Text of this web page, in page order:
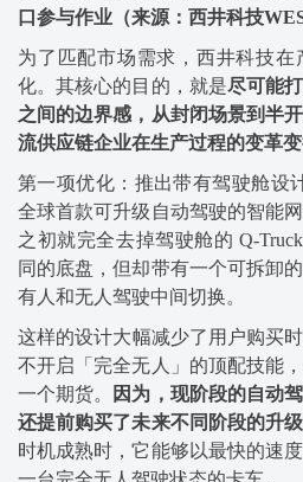
口参与作业（来源：西井科技
为了匹配市场需求，西井科技
化。其核心的目的，就是尽可能
之间的边界感，从封闭场景到半
流供应链企业在生产过程的变革变
第一项优化：推出带有驾驶舱设
全球首款可升级自动驾驶的智能
之初就完全去掉驾驶舱的 Q-
同的底盘，但却带有一个可拆卸
有人和无人驾驶中间切换。
这样的设计大幅减少了用户购买
不开启「完全无人」的顶配技能
一个期货。
因为，现阶段的自动
还提前购买了未来不同阶段的升
时机成熟时，它能够以最快的速